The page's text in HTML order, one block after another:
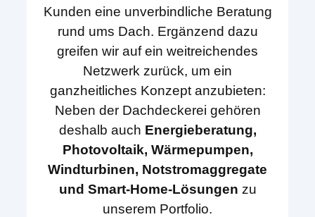
Kunden eine unverbindliche Beratung
rund ums Dach. Ergänzend dazu
greifen wir auf ein weitreichendes
Netzwerk zurück, um ein
ganzheitliches Konzept anzubieten:
Neben der Dachdeckerei gehören
deshalb auch Energieberatung,
Photovoltaik, Wärmepumpen,
Windturbinen, Notstromaggregate
und Smart-Home-Lösungen zu
unserem Portfolio.